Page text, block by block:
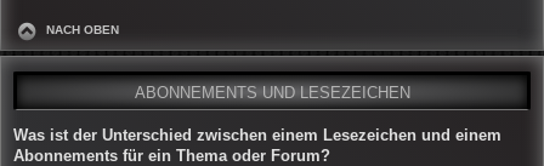
NACH OBEN
ABONNEMENTS UND LESEZEICHEN
Was ist der Unterschied zwischen einem Lesezeichen und einem
Abonnements für ein Thema oder Forum?